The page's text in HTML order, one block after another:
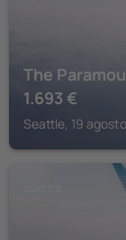
The
1.693 €
Seattle, 19